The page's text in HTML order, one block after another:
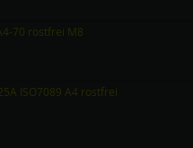
70 rostfrei M8
ISO7089 A4 rostfrei